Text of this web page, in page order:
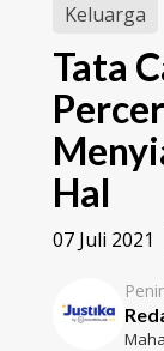
Keluarga
Tata
Hal
07 Juli 2021